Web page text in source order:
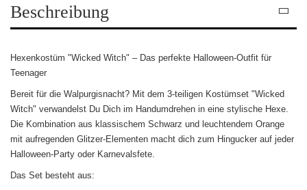
Beschreibung
Hexenkostüm "Wicked Witch" – Das perfekte Halloween-Outfit für
Teenager
Bereit für die Walpurgisnacht? Mit dem 3-teiligen Kostümset "Wicked
Witch" verwandelst Du Dich im Handumdrehen in eine stylische Hexe.
Die Kombination aus klassischem Schwarz und leuchtendem Orange
mit aufregenden Glitzer-Elementen macht dich zum Hingucker auf jeder
Halloween-Party oder Karnevalsfete.
Das Set besteht aus: